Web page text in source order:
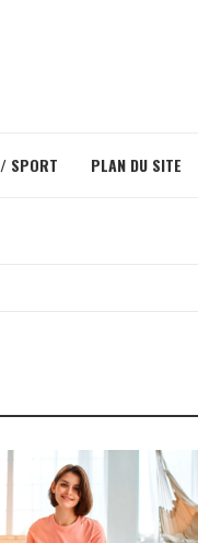
SPORT PLAN DU SITE